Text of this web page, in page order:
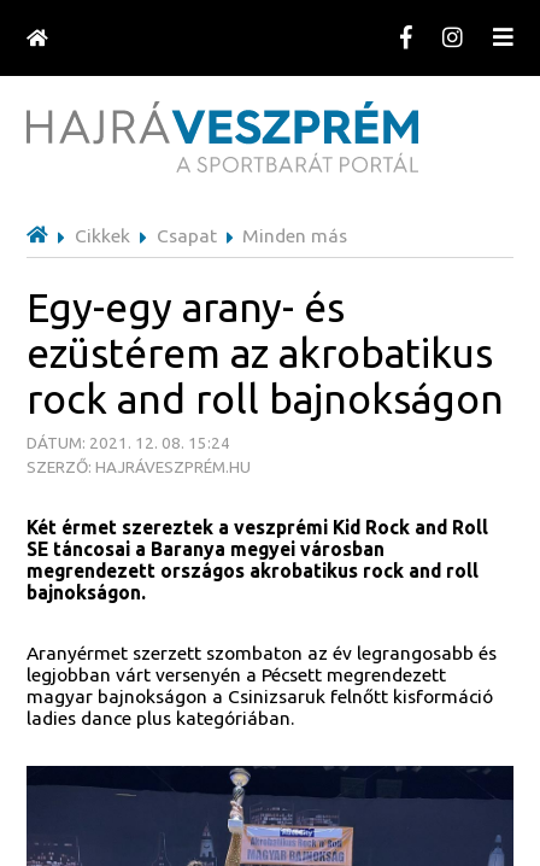
Cikkek Csapat Minden más
Egy-egy arany- és
ezüstérem az akrobatikus
rock and roll bajnokságon
DÁTUM: 2021. 12. 08. 15:24
SZERZŐ: HAJRÁVESZPRÉM.HU
Két érmet szereztek a veszprémi Kid Rock and Roll
SE táncosai a Baranya megyei városban
megrendezett országos akrobatikus rock and roll
bajnokságon.
Aranyérmet szerzett szombaton az év legrangosabb és
legjobban várt versenyén a Pécsett megrendezett
magyar bajnokságon a Csinizsaruk felnőtt kisformáció
ladies dance plus kategóriában.